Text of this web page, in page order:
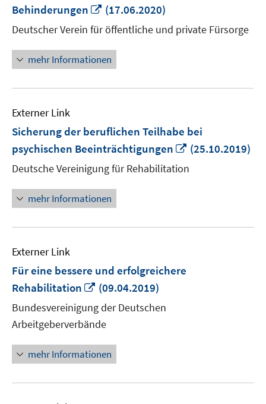
Behinderungen
In
neuem
Fenster
öffnen
(17.06.2020)
Deutscher Verein für öffentliche und private Fürsorge
mehr Informationen
Externer Link
Sicherung der beruflichen Teilhabe bei
psychischen Beeinträchtigungen
In
Fenster
(25.10.2019)
Deutsche Vereinigung für Rehabilitation
mehr Informationen
Externer Link
Für eine bessere und erfolgreichere
Rehabilitation
In
neuem
Fenster
öffnen
(09.04.2019)
Bundesvereinigung der Deutschen
Arbeitgeberverbände
mehr Informationen